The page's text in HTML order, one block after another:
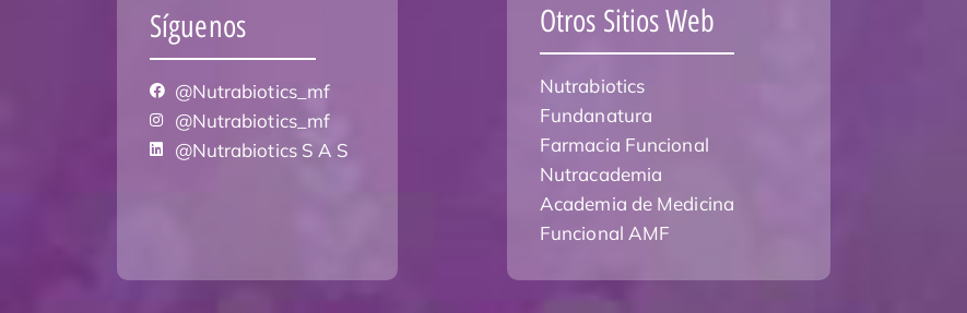
Síguenos
@Nutrabiotics_mf
@Nutrabiotics_mf
@Nutrabiotics S A S
Otros Sitios Web
Nutrabiotics
Fundanatura
Farmacia Funcional
Nutracademia
Academia de Medicina
Funcional AMF